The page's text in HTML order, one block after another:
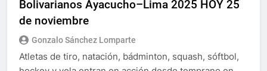
Bolivarianos Ayacucho–Lima 2025 HOY 25
de noviembre
Gonzalo Sánchez Lomparte
Atletas de tiro, natación, bádminton, squash, sóftbol,